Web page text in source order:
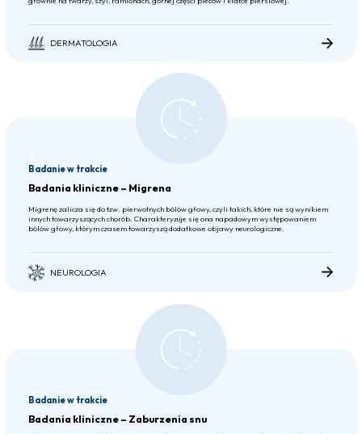
DERMATOLOGIA
Badanie w trakcie
Badania kliniczne – Migrena
Migrenę zalicza się do tzw. pierwotnych bólów głowy, czyli takich, które nie są wynikiem
innych towarzyszących chorób. Charakteryzuje się ona napadowym występowaniem
bólów głowy, którym czasem towarzyszą dodatkowe objawy neurologiczne.
NEUROLOGIA
Badanie w trakcie
Badania kliniczne – Zaburzenia snu